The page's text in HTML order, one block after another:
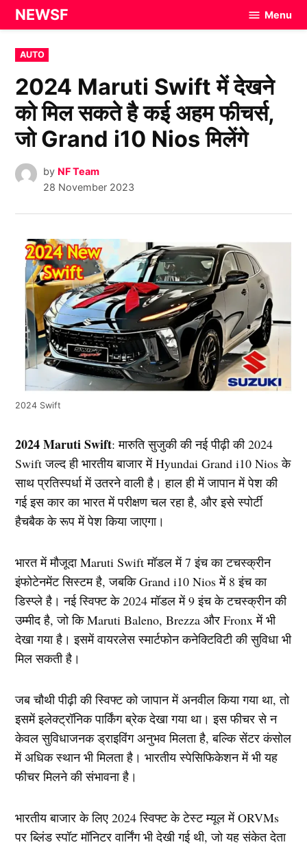
Skip
to
content
NEWSF Menu
POSTED
IN
AUTO
2024 Maruti Swift में देखने
को मिल सकते है कई अहम फीचर्स,
जो Grand i10 Nios मिलेंगे
by NF Team
28 November 2023
2024 Swift
2024 Maruti Swift: मारुति सुजुकी की नई पीढ़ी की 2024
Swift जल्द ही भारतीय बाजार में Hyundai Grand i10 Nios के
साथ प्रतिस्पर्धा में उतरने वाली है। हाल ही में जापान में पेश की
गई इस कार का भारत में परीक्षण चल रहा है, और इसे स्पोर्टी
हैचबैक के रूप में पेश किया जाएगा।
भारत में मौजूदा Maruti Swift मॉडल में 7 इंच का टचस्क्रीन
इंफोटेनमेंट सिस्टम है, जबकि Grand i10 Nios में 8 इंच का
डिस्प्ले है। नई स्विफ्ट के 2024 मॉडल में 9 इंच के टचस्क्रीन की
उम्मीद है, जो कि Maruti Baleno, Brezza और Fronx में भी
देखा गया है। इसमें वायरलेस स्मार्टफोन कनेक्टिविटी की सुविधा भी
मिल सकती है।
जब चौथी पीढ़ी की स्विफ्ट को जापान में अनवील किया गया था, तो
इसमें इलेक्ट्रॉनिक पार्किंग ब्रेक देखा गया था। इस फीचर से न
केवल सुविधाजनक ड्राइविंग अनुभव मिलता है, बल्कि सेंटर कंसोल
में अधिक स्थान भी मिलता है। भारतीय स्पेसिफिकेशन में भी यह
फीचर मिलने की संभावना है।
भारतीय बाजार के लिए 2024 स्विफ्ट के टेस्ट म्यूल में ORVMs
पर ब्लिंड स्पॉट मॉनिटर वार्निंग भी देखी गई थी, जो यह संकेत देता